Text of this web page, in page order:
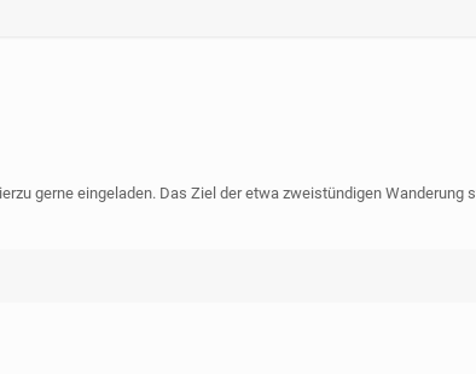
gerne eingeladen. Das Ziel der etwa zweistündigen